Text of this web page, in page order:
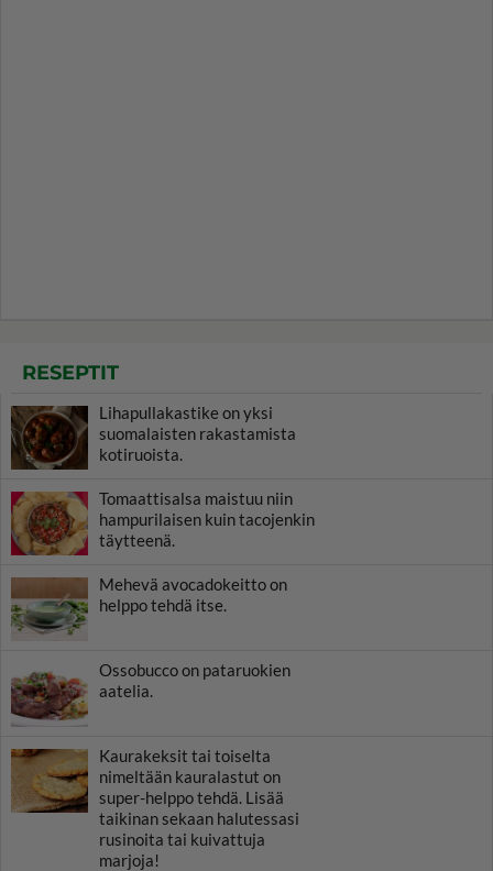
RESEPTIT
Lihapullakastike on yksi
suomalaisten rakastamista
kotiruoista.
Tomaattisalsa maistuu niin
hampurilaisen kuin tacojenkin
täytteenä.
Mehevä avocadokeitto on
helppo tehdä itse.
Ossobucco on pataruokien
aatelia.
Kaurakeksit tai toiselta
nimeltään kauralastut on
super-helppo tehdä. Lisää
taikinan sekaan halutessasi
rusinoita tai kuivattuja
marjoja!